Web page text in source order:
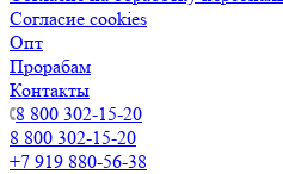
Согласие cookies
Опт
Прорабам
Контакты
8 800 302-15-20
8 800 302-15-20
+7 919 880-56-38